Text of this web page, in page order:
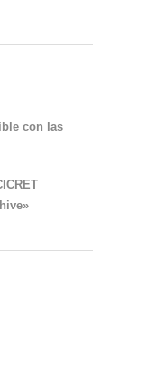
con las